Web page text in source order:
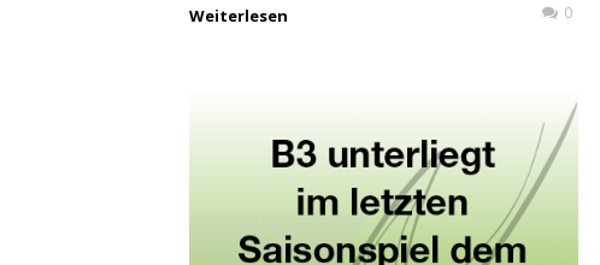
Weiterlesen 0